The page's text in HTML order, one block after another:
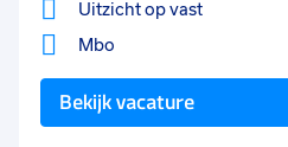
Uitzicht op vast
Mbo
Bekijk vacature